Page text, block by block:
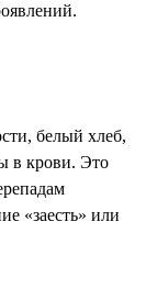
белый хлеб,
в крови. Это
«заесть» или